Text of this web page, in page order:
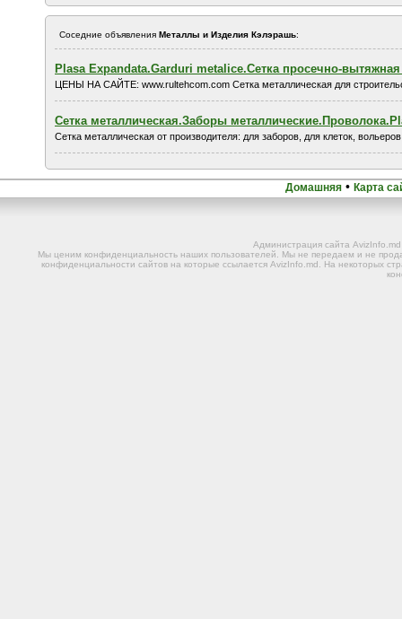
Соседние объявления Металлы и Изделия Кэлэрашь:
Plasa Expandata.Garduri metalice.Сетка просечно-
ЦЕНЫ НА САЙТЕ: www.rultehcom.com Сетка металлическая для
Сетка металлическая.Заборы
Сетка металлическая от производителя: для заборов, для клеток,
Домашняя • Карта
Администрация сайта
Мы ценим конфиденциальность наших пользователей. Мы не передаем и не
конфиденциальности сайтов на которые ссылается AvizInfo.md. На некоторых